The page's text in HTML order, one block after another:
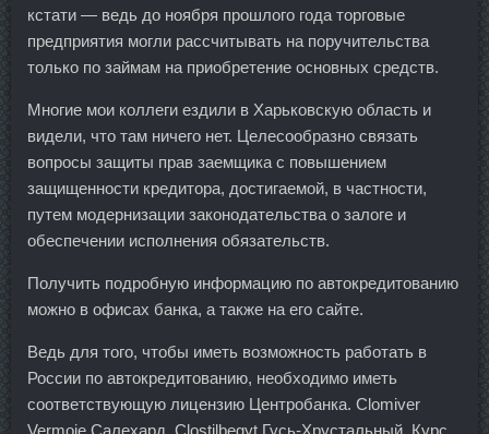
кстати — ведь до ноября прошлого года торговые
предприятия могли рассчитывать на поручительства
только по займам на приобретение основных средств.
Многие мои коллеги ездили в Харьковскую область и
видели, что там ничего нет. Целесообразно связать
вопросы защиты прав заемщика с повышением
защищенности кредитора, достигаемой, в частности,
путем модернизации законодательства о залоге и
обеспечении исполнения обязательств.
Получить подробную информацию по автокредитованию
можно в офисах банка, а также на его сайте.
Ведь для того, чтобы иметь возможность работать в
России по автокредитованию, необходимо иметь
соответствующую лицензию Центробанка. Clomiver